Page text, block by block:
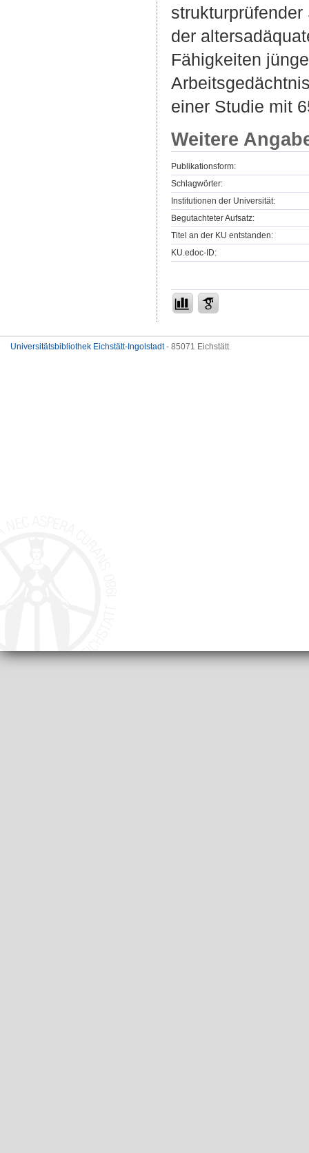
der
Fähigkeiten
einer Studie mit
Weitere
Publikationsform:
Schlagwörter:
Institutionen der Universität:
Begutachteter Aufsatz:
Titel an der KU entstanden:
KU.edoc-ID:
Universitätsbibliothek Eichstätt-Ingolstadt- 85071 Eichstätt